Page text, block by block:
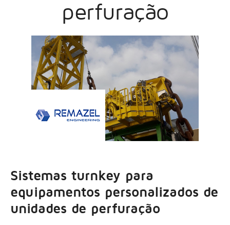
perfuração
Sistemas turnkey para
equipamentos personalizados de
unidades de perfuração